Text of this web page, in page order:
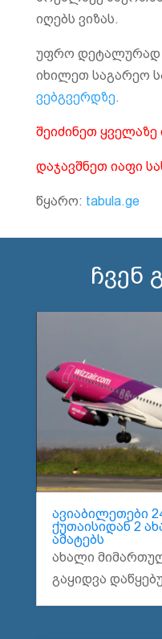
იღებს ვიზას.
უფრო დეტალურად
იხილეთ საგარეო
ვებგვერდზე.
შეიძინეთ
დაჯავშნეთ იაფი
წყარო: tabula.ge
ჩვენ
ავიაბილეთები
ქუთაისიდან 2
ამატებს
ახალი
გაყიდვა